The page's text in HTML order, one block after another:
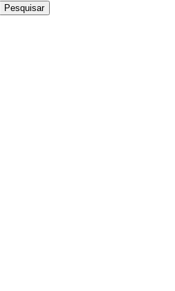
Pesquisar